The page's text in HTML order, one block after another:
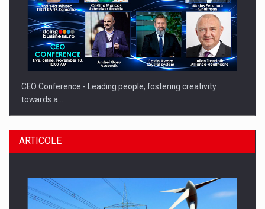
CEO Conference - Leading people, fostering creativity
towards a…
ARTICOLE